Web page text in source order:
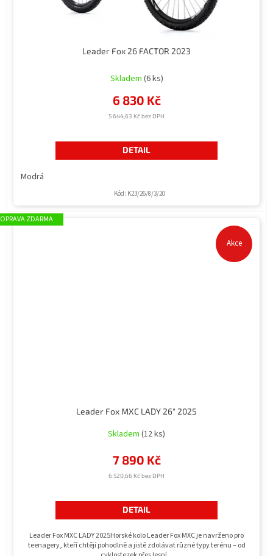
Leader Fox 26 FACTOR 2023
hodnocení
je
5,0
hvězdiček.
Skladem (6 ks)
5 644,63 Kč bez DPH
6 830 Kč
DETAIL
Modrá
Kód: K23/26/8/3/20
Akce
ZDARMA
Leader Fox MXC LADY 26" 2025
Skladem (12 ks)
6 520,66 Kč bez DPH
7 890 Kč
DETAIL
Leader Fox MXC LADY 2025Horské kolo Leader Fox MXC je navrženo pro
teenagery, kteří chtějí pohodlně a jistě zdolávat různé typy terénu – od